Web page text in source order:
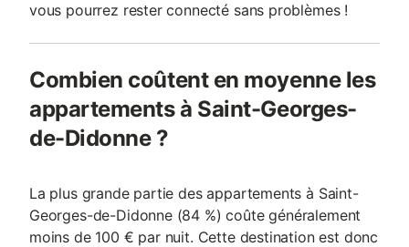
vous pourrez rester connecté sans problèmes !
Combien coûtent en moyenne les
appartements à Saint-Georges-
de-Didonne ?
La plus grande partie des appartements à Saint-
Georges-de-Didonne (84 %) coûte généralement
moins de 100 € par nuit. Cette destination est donc